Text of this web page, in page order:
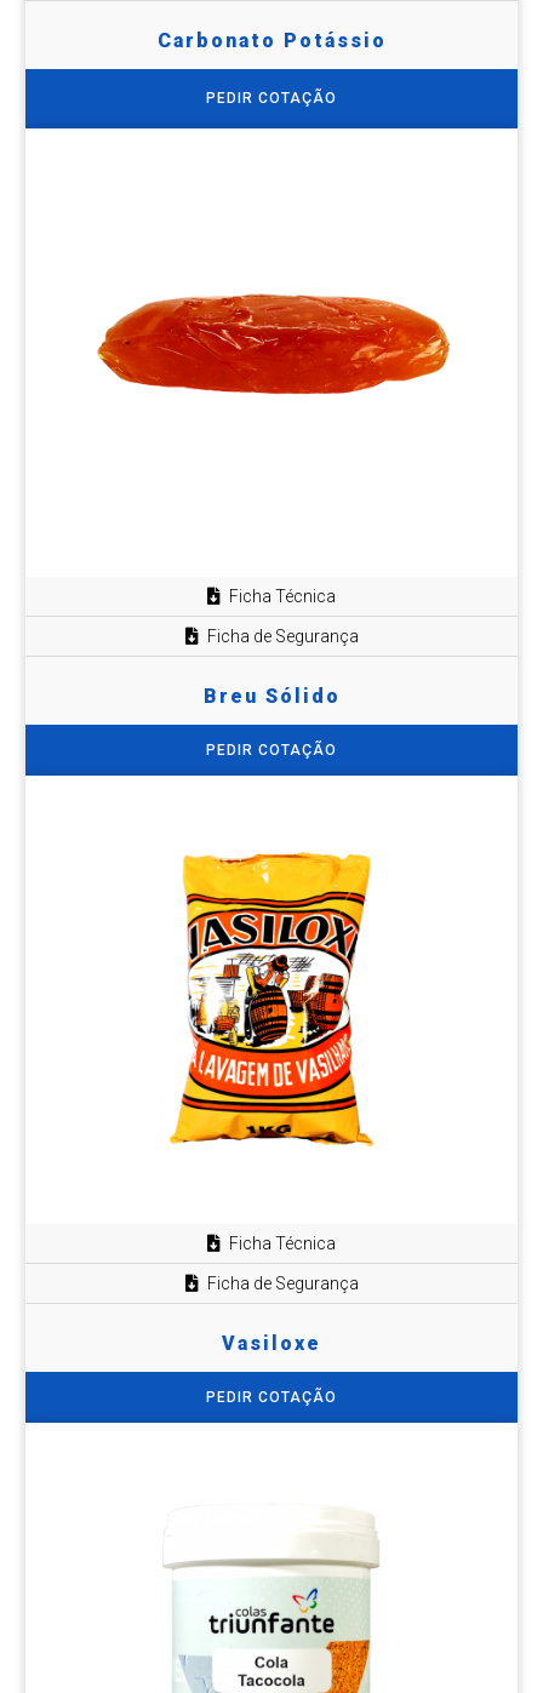
Carbonato Potássio
PEDIR COTAÇÃO
Ficha Técnica
Ficha de Segurança
Breu Sólido
PEDIR COTAÇÃO
Ficha Técnica
Ficha de Segurança
Vasiloxe
PEDIR COTAÇÃO